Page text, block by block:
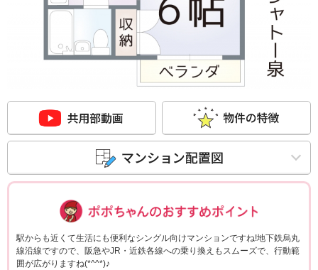
駅からも近くて生活にも便利なシングル向けマンションですね!地下鉄烏丸
線沿線ですので、阪急やJR・近鉄各線への乗り換えもスムーズで、行動範
囲が広がりますね(*^^*)♪